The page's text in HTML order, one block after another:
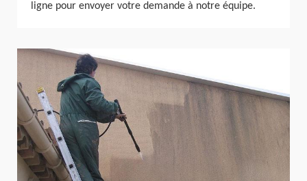
ligne pour envoyer votre demande à notre équipe.